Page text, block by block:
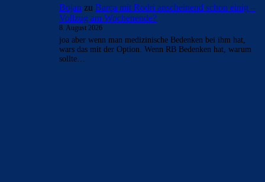
Bojan zu Barça mit Rodri anscheinend schon einig –
Vollzug am Wochenende?
8. August 2026
joa aber wenn man medizinische Bedenken bei ihm hat,
wars das mit der Option. Wenn RB Bedenken hat, warum
sollte…